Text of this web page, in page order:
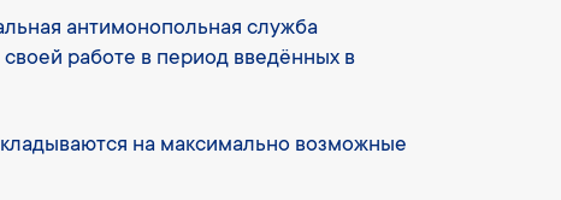
антимонопольная служба
работе в период введённых в
на максимально возможные